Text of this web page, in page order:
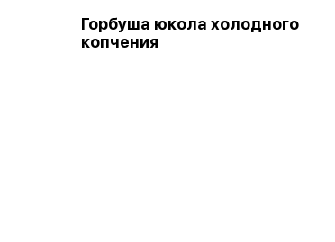
Горбуша юкола холодного
копчения